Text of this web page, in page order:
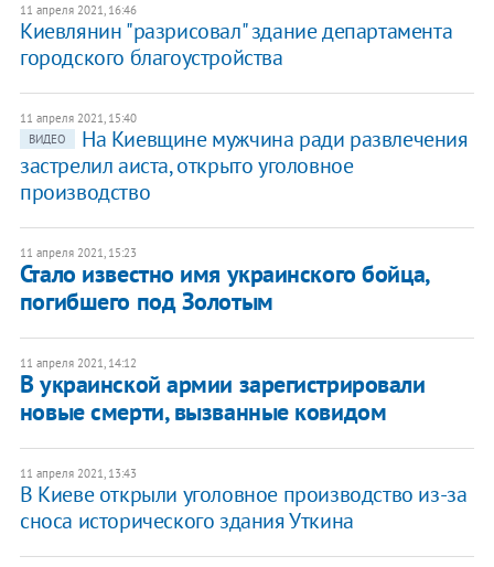
11 апреля 2021, 16:46
Киевлянин "разрисовал" здание департамента
городского благоустройства
11 апреля 2021, 15:40
ВИДЕО
На Киевщине мужчина ради развлечения
застрелил аиста, открыто уголовное
производство
11 апреля 2021, 15:23
Стало известно имя украинского бойца,
погибшего под Золотым
11 апреля 2021, 14:12
В украинской армии зарегистрировали
новые смерти, вызванные ковидом
11 апреля 2021, 13:43
В Киеве открыли уголовное производство из-за
сноса исторического здания Уткина